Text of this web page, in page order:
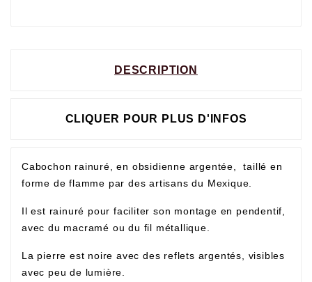
DESCRIPTION
CLIQUER POUR PLUS D'INFOS
Cabochon rainuré, en obsidienne argentée,
taillé en
forme de flamme par des artisans du Mexique.
Il est rainuré pour faciliter son montage en pendentif,
avec du macramé ou du fil métallique.
La pierre est noire avec des reflets argentés, visibles
avec peu de lumière.